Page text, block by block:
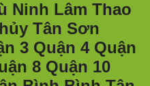
Ninh Lâm Thao
Tân Sơn
3 Quận 4 Quận
8 Quận 10